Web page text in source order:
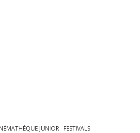
JUNIOR FESTIVALS